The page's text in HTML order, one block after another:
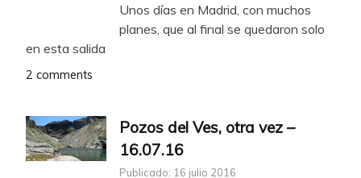
Unos días en Madrid, con muchos
planes, que al final se quedaron solo
en esta salida
2 comments
Pozos del Ves, otra vez –
16.07.16
Publicado: 16 julio 2016